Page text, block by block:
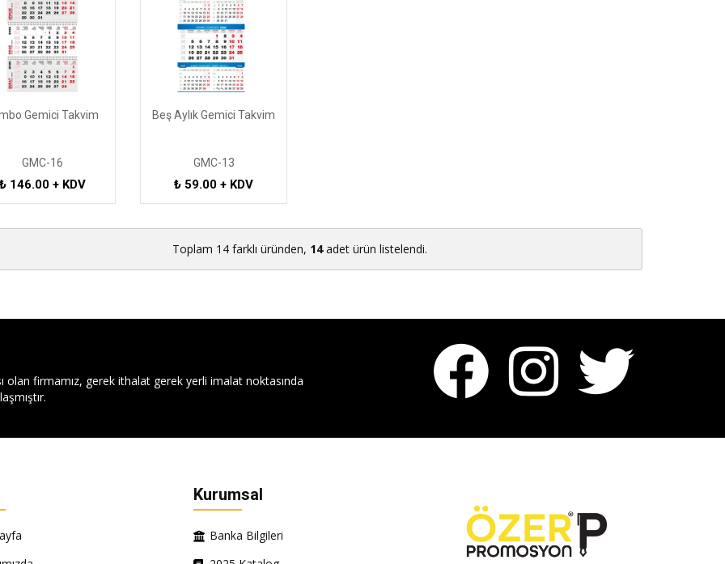
Gemici Takvim
GMC-16
146.00 + KDV
Beş Aylık Gemici Takvim
GMC-13
₺ 59.00 + KDV
Toplam 14 farklı üründen, 14adet ürün listelendi.
olan firmamız, gerek ithalat gerek yerli imalat noktasında
Kurumsal
Banka Bilgileri